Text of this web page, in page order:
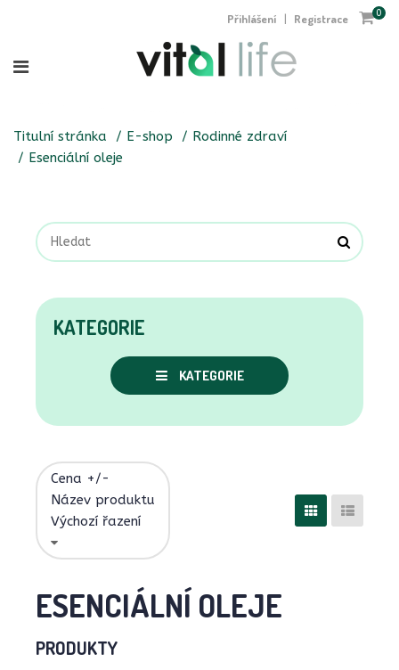
Přihlášení | Registrace 0
Titulní stránka E-shop
Rodinné zdraví
Esenciální oleje
KATEGORIE
KATEGORIE
Cena +/-
Název produktu
Výchozí řazení
ESENCIÁLNÍ OLEJE
PRODUKTY